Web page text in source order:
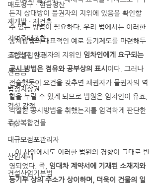
매도청구 · 현금청산
재개발 · 재건축
지역주택조합
조합설립인가
선급금
법정지상권
건설 감정
주상복합건물
대규모점포관리자
산업재해
건설산업기본법
든지 상대방이 물권자의 지위에 있음을 확인할
수 있는 방법이 필요하다. 우리 법에서는 이러한
공시방법의 대표적인 예로 등기제도를 마련해두
고 있다. 채권자의 지위인 임차인에게 요구되는
공시 방법은 점유와 공부상의 표시 이다. 그러나
전술했듯이 요건을 갖추면 채권자가 물권자의 역
할을 누릴 수 있게 되므로 법원은 임차인이 유효,
적절한 공시방법을 취했는지를 엄격하게 판단한
다.
   이 사안에서도 이러한 법원의 경향이 그대로 반
영되었다. 즉, 임대차 계약서에 기재된 소재지와
등기부 상의 주소가 상이하며, 더욱이 건물의 일